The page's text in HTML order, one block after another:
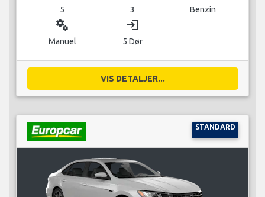
5 3 Benzin
miscellaneous_services
Manuel
login
5 Dør
VIS DETALJER...
STANDARD